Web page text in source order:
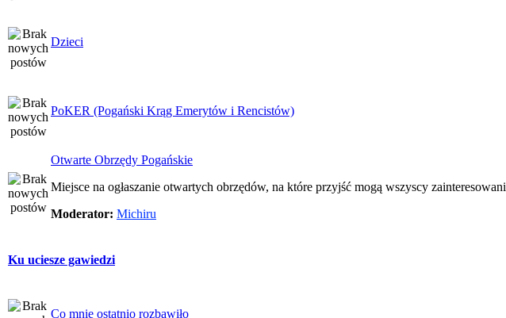
Dzieci
PoKER (Pogański Krąg Emerytów i Rencistów)
Otwarte Obrzędy Pogańskie
Miejsce na ogłaszanie otwartych obrzędów, na które przyjść mogą wszyscy zainteresowani
Moderator: Michiru
Ku uciesze gawiedzi
Co mnie ostatnio rozbawiło